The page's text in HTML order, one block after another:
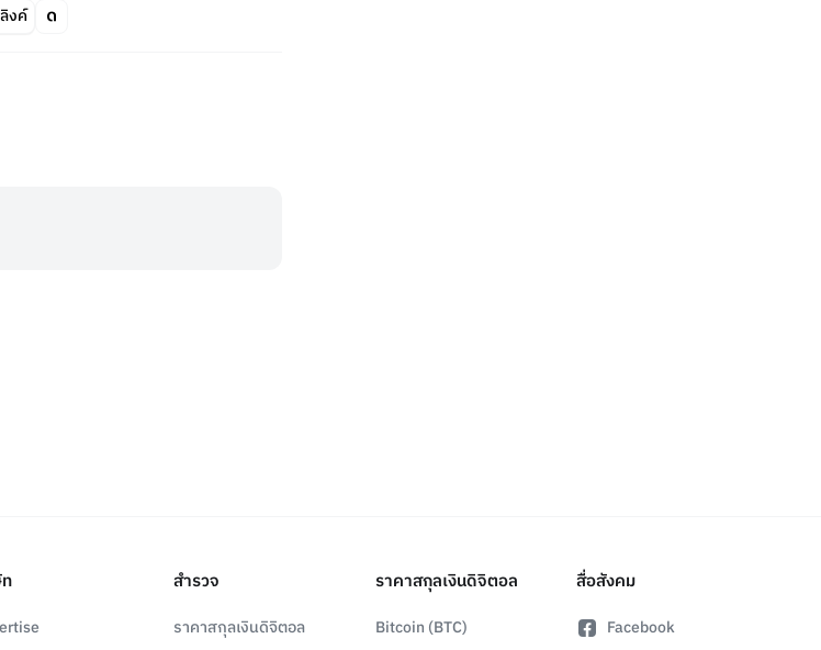
งค์
สำรวจ
ราคาสกุลเงินดิจิตอล
ราคาสกุลเงินดิจิตอล
Bitcoin (BTC)
สื่อสังคม
Facebook